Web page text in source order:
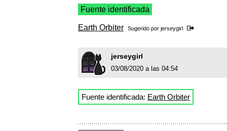
Fuente identificada
Earth Orbiter Sugerido por jerseygirl
jerseygirl
03/08/2020 a las 04:54
Fuente identificada: Earth Orbiter